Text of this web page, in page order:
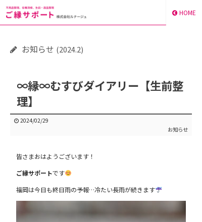
HOME
お知らせ (2024.2)
∞縁∞むすびダイアリー【生前整
理】
2024/02/29
お知らせ
皆さまおはようございます！
ご縁サポートです
福岡は今日も終日雨の予報…冷たい長雨が続きます
画